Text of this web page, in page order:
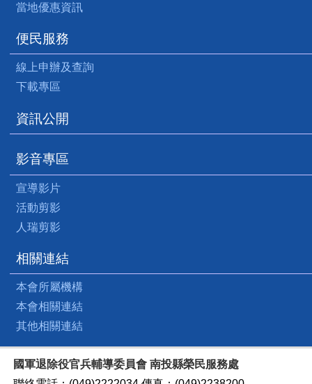
當地優惠資訊
便民服務
線上申辦及查詢
下載專區
資訊公開
影音專區
宣導影片
活動剪影
人瑞剪影
相關連結
本會所屬機構
本會相關連結
其他相關連結
國軍退除役官兵輔導委員會 南投縣榮民服務處